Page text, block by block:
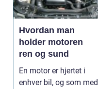
Hvordan man
holder motoren
ren og sund
En motor er hjertet i
enhver bil, og som med